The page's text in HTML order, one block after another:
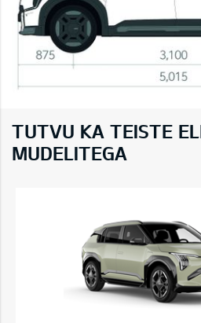
TUTVU KA TEISTE
MUDELITEGA